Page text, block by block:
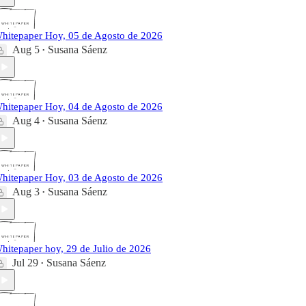
Hoy, 05 de Agosto de 2026
Aug 5 • Susana Sáenz
Hoy, 04 de Agosto de 2026
Aug 4 • Susana Sáenz
Hoy, 03 de Agosto de 2026
Aug 3 • Susana Sáenz
hoy, 29 de Julio de 2026
Jul 29 • Susana Sáenz